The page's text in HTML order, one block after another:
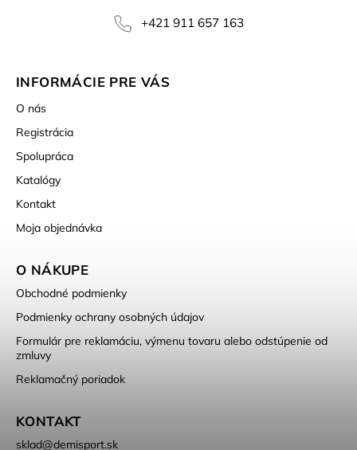
+421 911 657 163
INFORMÁCIE PRE VÁS
O nás
Registrácia
Spolupráca
Katalógy
Kontakt
Moja objednávka
O NÁKUPE
Obchodné podmienky
Podmienky ochrany osobných údajov
Formulár pre reklamáciu, výmenu tovaru alebo odstúpenie od
zmluvy
Reklamačný poriadok
KONTAKT
sklad@demisport.sk